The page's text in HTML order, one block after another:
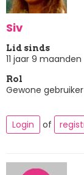
Siv
Lid sinds
11 jaar 9 maanden
Rol
Gewone gebruiker
Login of